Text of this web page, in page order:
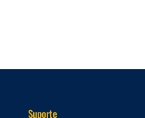
Suporte